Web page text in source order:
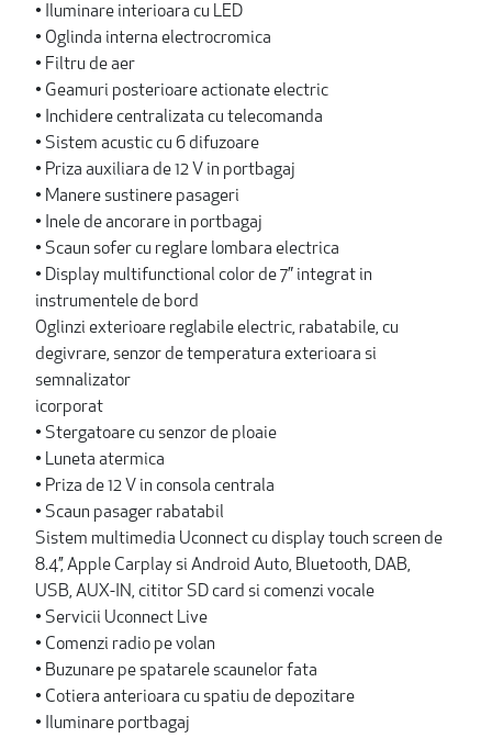
• Iluminare interioara cu LED
• Oglinda interna electrocromica
• Filtru de aer
• Geamuri posterioare actionate electric
• Inchidere centralizata cu telecomanda
• Sistem acustic cu 6 difuzoare
• Priza auxiliara de 12 V in portbagaj
• Manere sustinere pasageri
• Inele de ancorare in portbagaj
• Scaun sofer cu reglare lombara electrica
• Display multifunctional color de 7” integrat in
instrumentele de bord
Oglinzi exterioare reglabile electric, rabatabile, cu
degivrare, senzor de temperatura exterioara si
semnalizator
icorporat
• Stergatoare cu senzor de ploaie
• Luneta atermica
• Priza de 12 V in consola centrala
• Scaun pasager rabatabil
Sistem multimedia Uconnect cu display touch screen de
8.4’’, Apple Carplay si Android Auto, Bluetooth, DAB,
USB, AUX-IN, cititor SD card si comenzi vocale
• Servicii Uconnect Live
• Comenzi radio pe volan
• Buzunare pe spatarele scaunelor fata
• Cotiera anterioara cu spatiu de depozitare
• Iluminare portbagaj